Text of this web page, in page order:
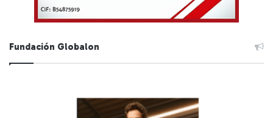
Fundación Globalon